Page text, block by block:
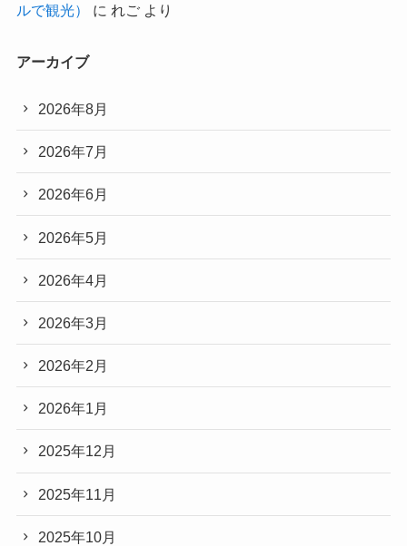
ルで観光）
に れごより
アーカイブ
2026年8月
2026年7月
2026年6月
2026年5月
2026年4月
2026年3月
2026年2月
2026年1月
2025年12月
2025年11月
2025年10月